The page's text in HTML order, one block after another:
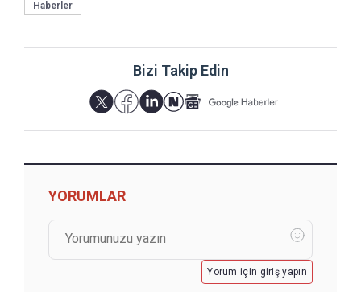
Haberler
Bizi Takip Edin
YORUMLAR
Yorum için giriş yapın